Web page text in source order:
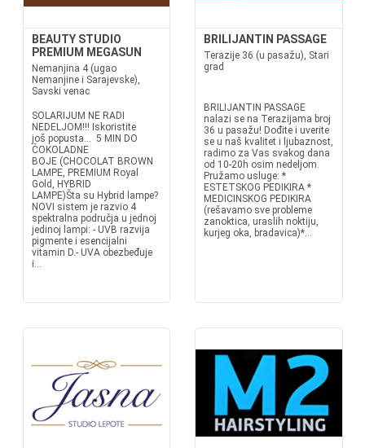
BEAUTY STUDIO
PREMIUM MEGASUN
Nemanjina 4 (ugao
Nemanjine i Sarajevske),
Savski venac
SOLARIJUM NE RADI
NEDELJOM!!! Iskoristite
još popusta... 5 MIN DO
ČOKOLADNE
BOJE (CHOCOLAT BROWN
LAMPE, PREMIUM Royal
Gold, HYBRID
LAMPE)Šta su Hybrid lampe?
NOVI sistem je razvio 4
spektralna područja u jednoj
jedinoj lampi: - UVB razvija
pigmente i esencijalni
vitamin D.- UVA obezbeđuje
i...
BRILIJANTIN PASSAGE
Terazije 36 (u pasažu), Stari
grad
BRILIJANTIN PASSAGE
nalazi se na Terazijama broj
36 u pasažu! Dođite i uverite
se u naš kvalitet i ljubaznost,
radimo za Vas svakog dana
od 10-20h osim nedeljom.
Pružamo usluge: *
ESTETSKOG PEDIKIRA *
MEDICINSKOG PEDIKIRA
(rešavamo sve probleme
zanoktica, uraslih noktiju,
kurjeg oka, bradavica)*...